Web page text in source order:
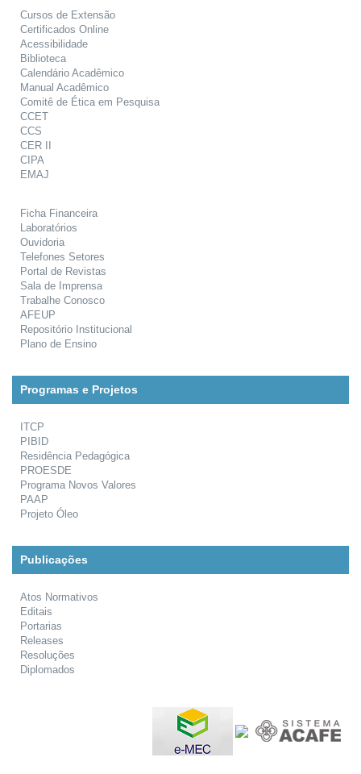
Cursos de Extensão
Certificados Online
Acessibilidade
Biblioteca
Calendário Acadêmico
Manual Acadêmico
Comitê de Ética em Pesquisa
CCET
CCS
CER II
CIPA
EMAJ
Ficha Financeira
Laboratórios
Ouvidoria
Telefones Setores
Portal de Revistas
Sala de Imprensa
Trabalhe Conosco
AFEUP
Repositório Institucional
Plano de Ensino
Programas e Projetos
ITCP
PIBID
Residência Pedagógica
PROESDE
Programa Novos Valores
PAAP
Projeto Óleo
Publicações
Atos Normativos
Editais
Portarias
Releases
Resoluções
Diplomados